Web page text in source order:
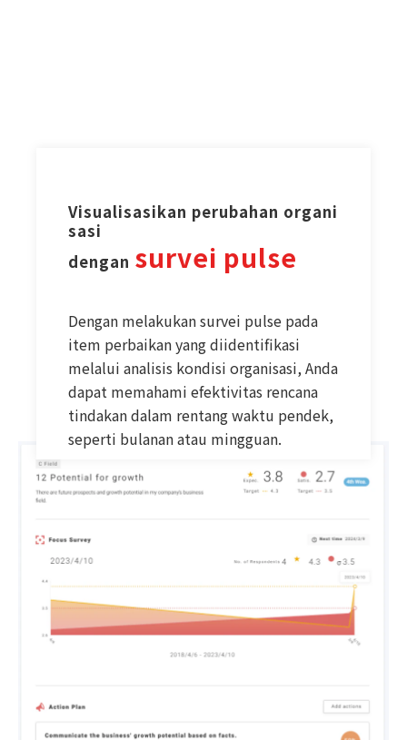
Visualisasikan perubahan organi
sasi
dengan survei pulse
Dengan melakukan survei pulse pada
item perbaikan yang diidentifikasi
melalui analisis kondisi organisasi, Anda
dapat memahami efektivitas rencana
tindakan dalam rentang waktu pendek,
seperti bulanan atau mingguan.